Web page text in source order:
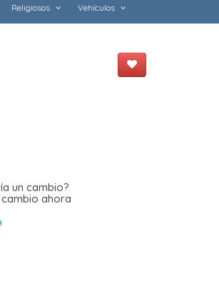
Religiosos Vehículos
un cambio?
ahora